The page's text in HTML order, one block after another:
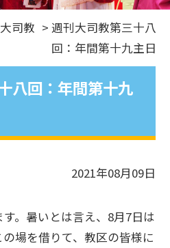
司教 > 週刊大司教第三十八
回：年間第十九主日
八回：年間第十九
2021年08月09日
。暑いとは言え、8月7日は
場を借りて、教区の皆様に